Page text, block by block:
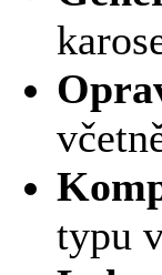
typu